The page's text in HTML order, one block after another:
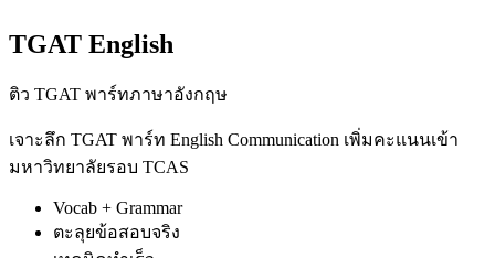
TGAT English
ติว TGAT พาร์ทภาษาอังกฤษ
เจาะลึก TGAT พาร์ท English Communication เพิ่มคะแนนเข้า
มหาวิทยาลัยรอบ TCAS
Vocab + Grammar
ตะลุยข้อสอบจริง